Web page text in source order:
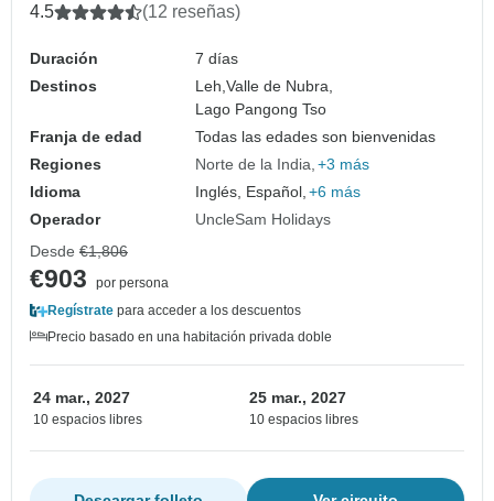
4.5 (12 reseñas)
Duración
7 días
Destinos
Leh,Valle de Nubra,
Lago Pangong Tso
Franja de edad
Todas las edades son bienvenidas
Regiones
Norte de la India +3 más
Idioma
Inglés, Español, +6 más
Operador
UncleSam Holidays
Desde €1,806
€903
por persona
Regístrate para acceder a los descuentos
Precio basado en una habitación privada doble
24 mar., 2027
10 espacios libres
25 mar., 2027
10 espacios libres